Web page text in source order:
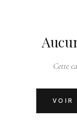
Cette
VOIR